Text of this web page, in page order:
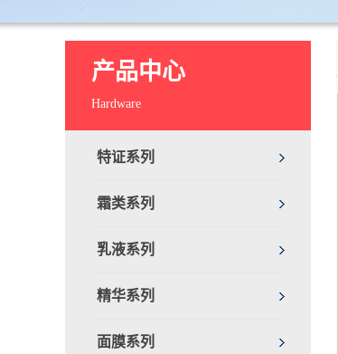
产品中心
Hardware
特证系列
霜类系列
乳液系列
精华系列
面膜系列